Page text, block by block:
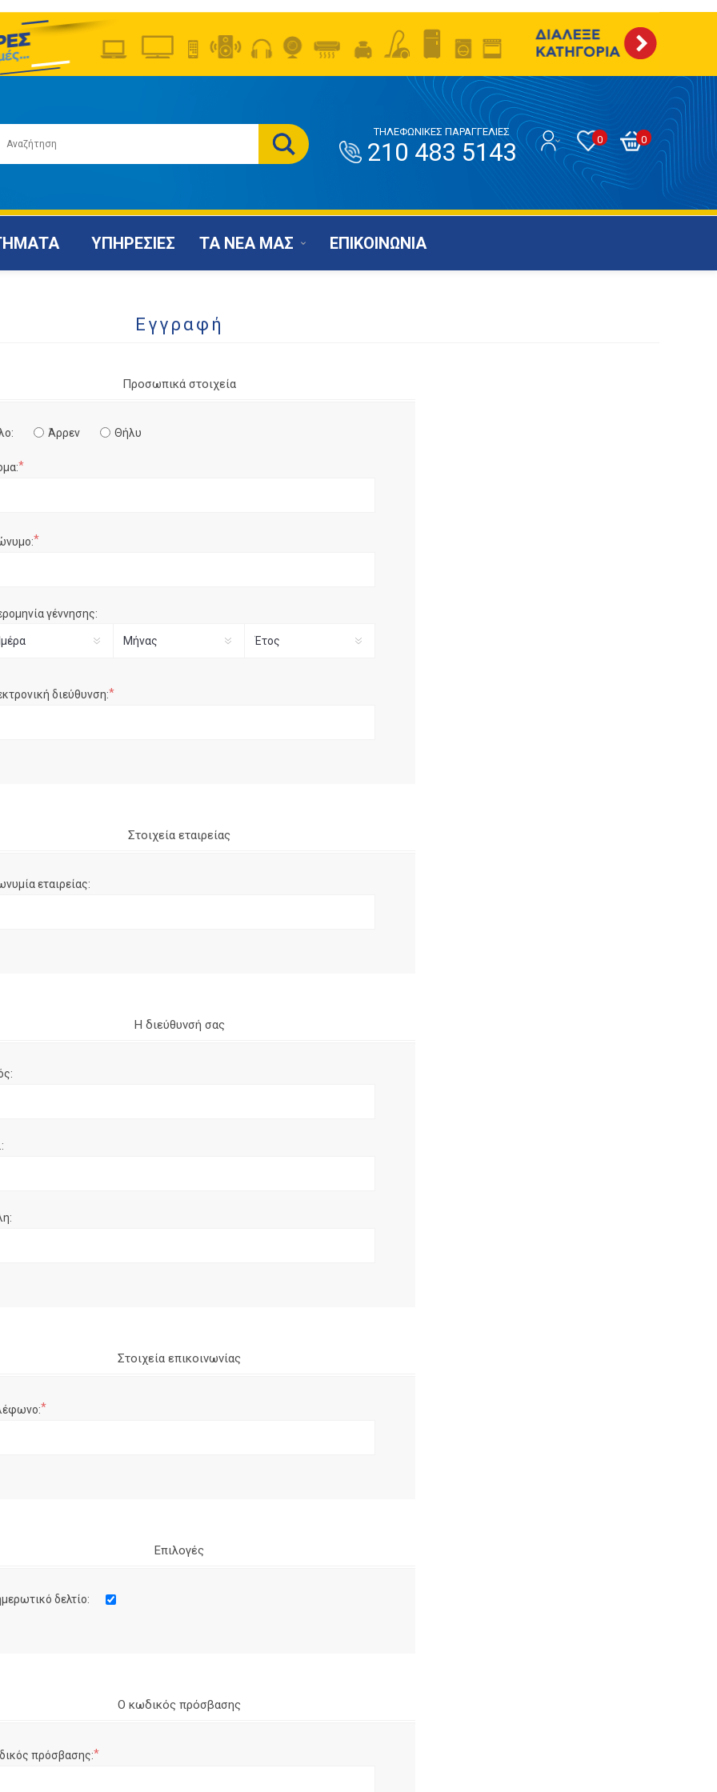
0
0
ΤΗΛΕΦΩΝΙΚΕΣ ΠΑΡΑΓΓΕΛΙΕΣ
210 483 5143
ΥΠΗΡΕΣΙΕΣ ΤΑ ΝΕΑ ΜΑΣ ΕΠΙΚΟΙΝΩΝΙΑ
Εγγραφή
Προσωπικά στοιχεία
Άρρεν Θήλυ
*
*
γέννησης:
διεύθυνση:*
Στοιχεία εταιρείας
εταιρείας:
Η διεύθυνσή σας
Στοιχεία επικοινωνίας
*
Επιλογές
δελτίο:
Ο κωδικός πρόσβασης
πρόσβασης:*